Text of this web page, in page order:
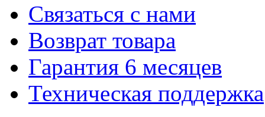
Связаться с нами
Возврат товара
Гарантия 6 месяцев
Техническая поддержка